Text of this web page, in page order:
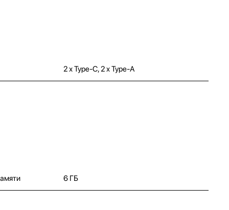
2 х Type-C, 2 x Type-A
6 ГБ